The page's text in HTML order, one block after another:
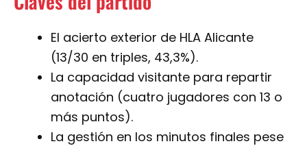
El acierto exterior de HLA Alicante
(13/30 en triples, 43,3%).
La capacidad visitante para repartir
anotación (cuatro jugadores con 13 o
más puntos).
La gestión en los minutos finales pese